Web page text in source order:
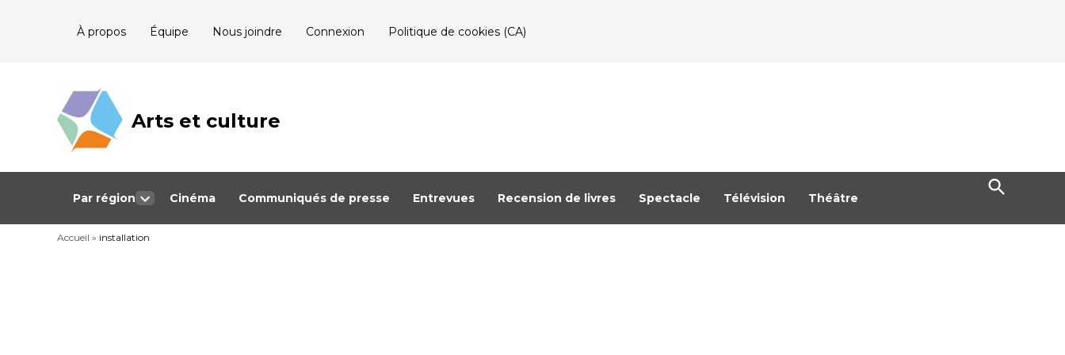
À propos Équipe Nous joindre Connexion Politique de cookies (CA)
Arts et culture
Journalisme
Québec
Par région
dropdown
menu
Cinéma Communiqués de presse Entrevues Recension de livres Spectacle Télévision Théâtre
Open
Search
Accueil » installation